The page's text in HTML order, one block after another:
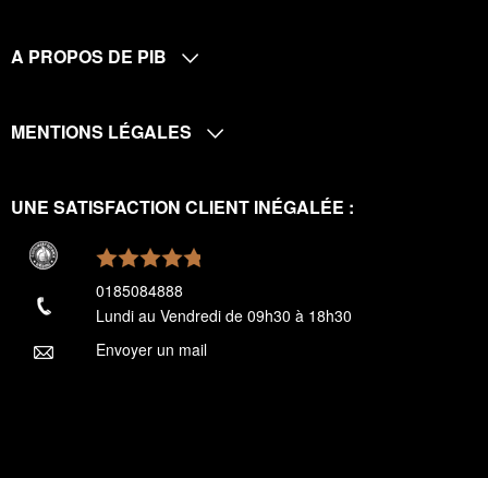
A PROPOS DE PIB
MENTIONS LÉGALES
UNE SATISFACTION CLIENT INÉGALÉE :
0185084888
Lundi au Vendredi de 09h30 à 18h30
Envoyer un mail